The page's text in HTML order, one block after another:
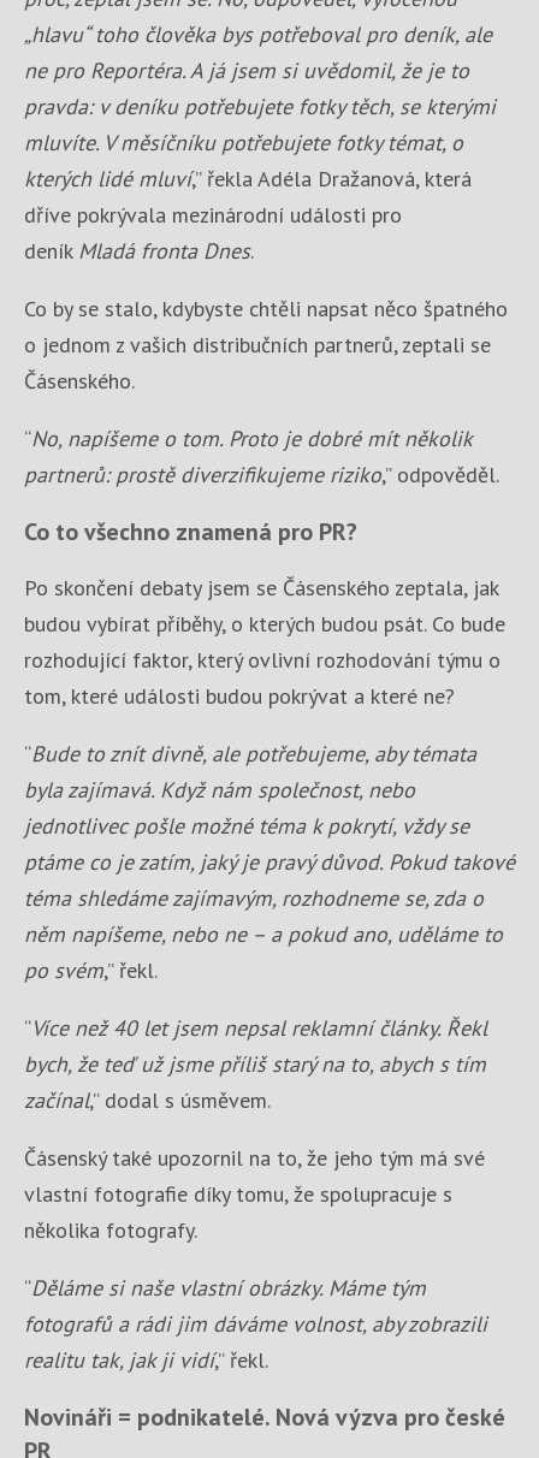
„hlavu“ toho člověka bys potřeboval pro deník, ale
ne pro Reportéra. A já jsem si uvědomil, že je to
pravda: v deníku potřebujete fotky těch, se kterými
mluvíte. V měsíčníku potřebujete fotky témat, o
kterých lidé mluví,” řekla Adéla Dražanová, která
dříve pokrývala mezinárodní události pro
deník Mladá fronta Dnes.
Co by se stalo, kdybyste chtěli napsat něco špatného
o jednom z vašich distribučních partnerů, zeptali se
Čásenského.
“No, napíšeme o tom. Proto je dobré mít několik
partnerů: prostě diverzifikujeme riziko,” odpověděl.
Co to všechno znamená pro PR?
Po skončení debaty jsem se Čásenského zeptala, jak
budou vybírat příběhy, o kterých budou psát. Co bude
rozhodující faktor, který ovlivní rozhodování týmu o
tom, které události budou pokrývat a které ne?
“Bude to znít divně, ale potřebujeme, aby témata
byla zajímavá. Když nám společnost, nebo
jednotlivec pošle možné téma k pokrytí, vždy se
ptáme co je zatím, jaký je pravý důvod. Pokud takové
téma shledáme zajímavým, rozhodneme se, zda o
něm napíšeme, nebo ne – a pokud ano, uděláme to
po svém,” řekl.
“Více než 40 let jsem nepsal reklamní články. Řekl
bych, že teď už jsme příliš starý na to, abych s tím
začínal,” dodal s úsměvem.
Čásenský také upozornil na to, že jeho tým má své
vlastní fotografie díky tomu, že spolupracuje s
několika fotografy.
“Děláme si naše vlastní obrázky. Máme tým
fotografů a rádi jim dáváme volnost, aby zobrazili
realitu tak, jak ji vidí,” řekl.
Novináři = podnikatelé. Nová výzva pro české
PR